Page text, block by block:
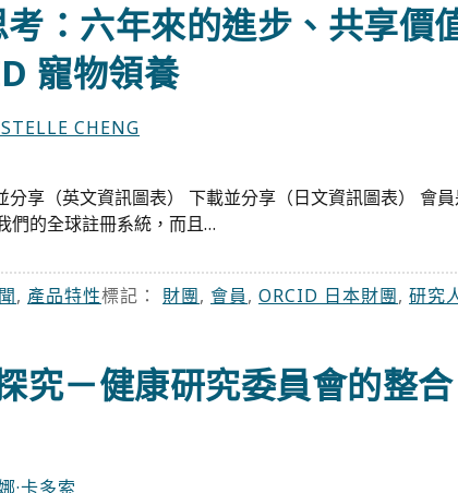
：六年來的進步、共享價
寵物領養
CHENG
分享（英文資訊圖表） 下載並分享（日文資訊圖表） 會員
們的全球註冊系統，而且…
, 產品特性標記： 財團, 會員, ORCID 日本財團, 研究
究－健康研究委員會的整合
·卡多索